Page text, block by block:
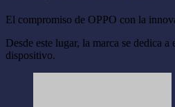
El compromiso de OPPO con la
Desde este lugar, la marca se dedica
dispositivo.